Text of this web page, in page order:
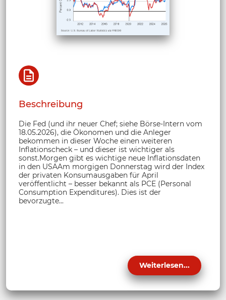
Beschreibung
Die Fed (und ihr neuer Chef; siehe Börse-Intern vom
18.05.2026), die Ökonomen und die Anleger
bekommen in dieser Woche einen weiteren
Inflationscheck – und dieser ist wichtiger als
sonst.Morgen gibt es wichtige neue Inflationsdaten
in den USAAm morgigen Donnerstag wird der Index
der privaten Konsumausgaben für April
veröffentlicht – besser bekannt als PCE (Personal
Consumption Expenditures). Dies ist der
bevorzugte...
Weiterlesen...